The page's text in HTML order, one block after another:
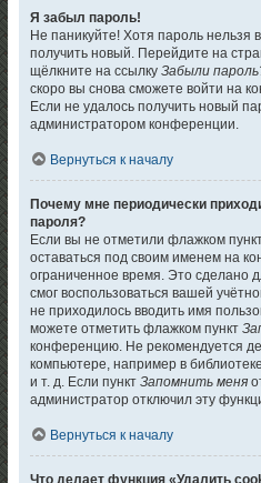
Я забыл пароль!
Не паникуйте! Хотя пароль нельзя
получить новый. Перейдите на
щёлкните на ссылкуЗабыли
скоро вы снова сможете войти на
Если не удалось получить новый
администратором конференции.
Вернуться к началу
Почему мне периодически
пароля?
Если вы не отметили флажком
оставаться под своим именем на
ограниченное время. Это сделано
смог воспользоваться вашей
не приходилось вводить имя
можете отметить флажком пункт
конференцию. Не рекомендуется
компьютере, например в
и т. д. Если пунктЗапомнить меня
администратор отключил эту
Вернуться к началу
Что делает функция «Удалить